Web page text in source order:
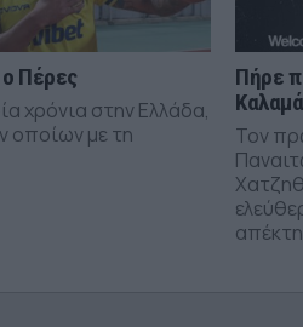
Πέρες
χρόνια στην Ελλάδα,
οποίων με τη
Πήρε
Τον